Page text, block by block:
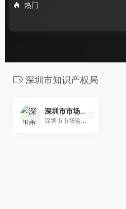
热门
深圳市知识产权局
深圳市市场监督管理局
深圳市市场监督管理局（深圳市知识产权局）